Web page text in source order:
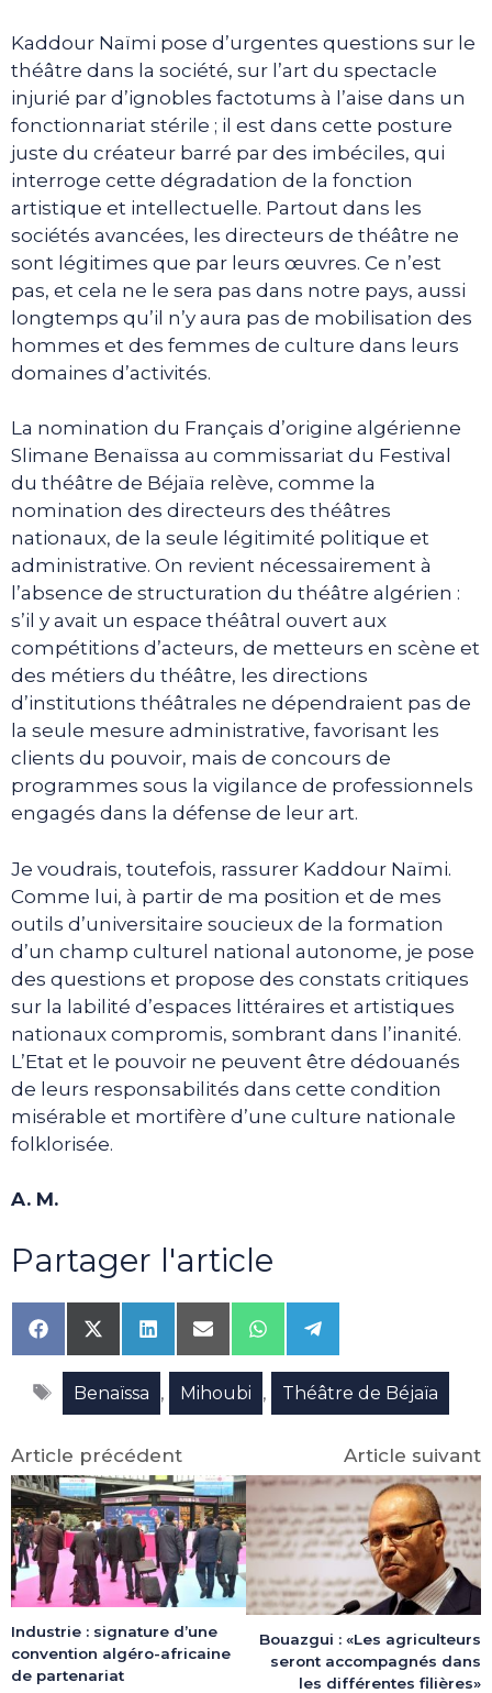
Kaddour Naïmi pose d’urgentes questions sur le
théâtre dans la société, sur l’art du spectacle
injurié par d’ignobles factotums à l’aise dans un
fonctionnariat stérile ; il est dans cette posture
juste du créateur barré par des imbéciles, qui
interroge cette dégradation de la fonction
artistique et intellectuelle. Partout dans les
sociétés avancées, les directeurs de théâtre ne
sont légitimes que par leurs œuvres. Ce n’est
pas, et cela ne le sera pas dans notre pays, aussi
longtemps qu’il n’y aura pas de mobilisation des
hommes et des femmes de culture dans leurs
domaines d’activités.
La nomination du Français d’origine algérienne
Slimane Benaïssa au commissariat du Festival
du théâtre de Béjaïa relève, comme la
nomination des directeurs des théâtres
nationaux, de la seule légitimité politique et
administrative. On revient nécessairement à
l’absence de structuration du théâtre algérien :
s’il y avait un espace théâtral ouvert aux
compétitions d’acteurs, de metteurs en scène et
des métiers du théâtre, les directions
d’institutions théâtrales ne dépendraient pas de
la seule mesure administrative, favorisant les
clients du pouvoir, mais de concours de
programmes sous la vigilance de professionnels
engagés dans la défense de leur art.
Je voudrais, toutefois, rassurer Kaddour Naïmi.
Comme lui, à partir de ma position et de mes
outils d’universitaire soucieux de la formation
d’un champ culturel national autonome, je pose
des questions et propose des constats critiques
sur la labilité d’espaces littéraires et artistiques
nationaux compromis, sombrant dans l’inanité.
L’Etat et le pouvoir ne peuvent être dédouanés
de leurs responsabilités dans cette condition
misérable et mortifère d’une culture nationale
folklorisée.
A. M.
Partager l'article
Share
on
Facebook
Share
on
X
(Twitter)
Share
on
LinkedIn
Share
on
Email
Share
on
WhatsApp
Share
on
Telegram
Étiquettes
Benaïssa , Mihoubi , Théâtre de Béjaïa
Article précédent
Industrie : signature d’une
convention algéro-africaine
de partenariat
Article suivant
Bouazgui : «Les agriculteurs
seront accompagnés dans
les différentes filières»